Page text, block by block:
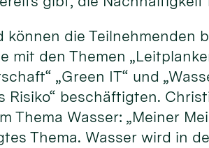
können die Teilnehmenden
mit den Themen
„Green IT“ und
Risiko“ beschäftigten.
Thema Wasser: „Meiner
Thema. Wasser wird in